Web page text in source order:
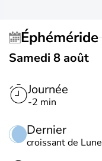
Éphéméride
Samedi 8 août
Journée
-2 min
Dernier
croissant de Lune